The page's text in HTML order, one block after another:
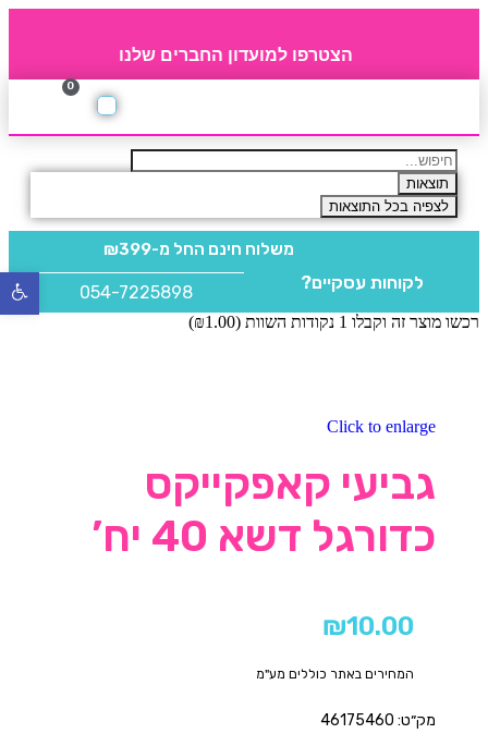
הצטרפו למועדון החברים שלנו
0
תוצאות
לצפיה בכל התוצאות
משלוח חינם החל מ-₪399
לקוחות עסקיים? 054-7225898
רכשו מוצר זה וקבלו 1 נקודות השוות ( ₪1.00
)
Click to enlarge
גביעי קאפקייקס
כדורגל דשא 40 יח’
₪10.00
המחירים באתר כוללים מע"מ
מק״ט: 46175460
פתח